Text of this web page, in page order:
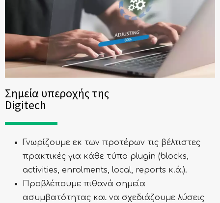
Σημεία υπεροχής της
Digitech
Γνωρίζουμε εκ των προτέρων τις βέλτιστες
πρακτικές για κάθε τύπο plugin (blocks,
activities, enrolments, local, reports κ.ά.).
Προβλέπουμε πιθανά σημεία
ασυμβατότητας και να σχεδιάζουμε λύσεις